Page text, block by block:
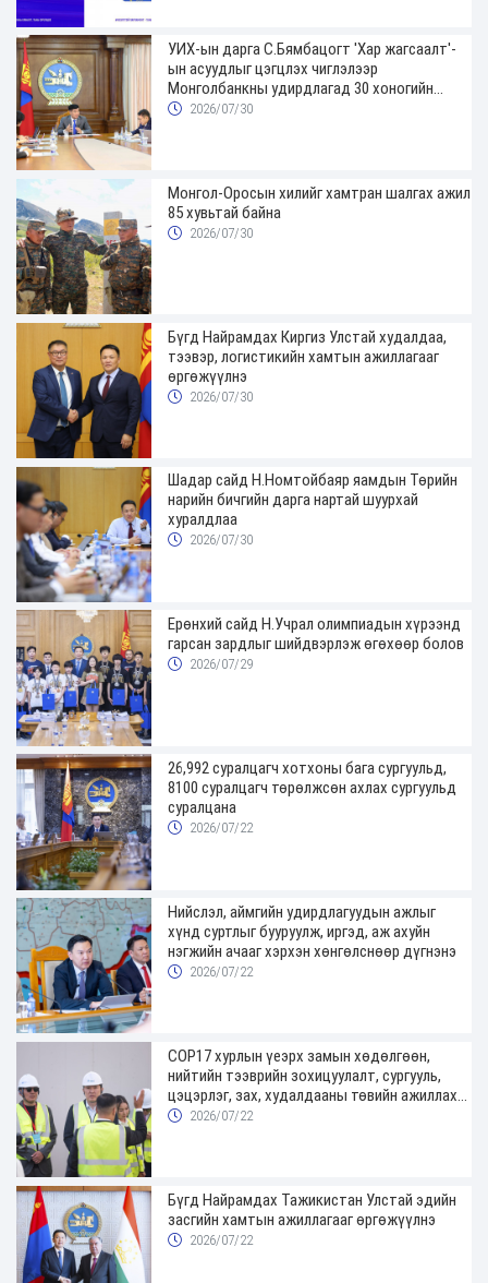
УИХ-ын дарга С.Бямбацогт 'Хар жагсаалт'-
ын асуудлыг цэгцлэх чиглэлээр
Монголбанкны удирдлагад 30 хоногийн
хугацаатай үүрэг өглөө
2026/07/30
Монгол-Оросын хилийг хамтран шалгах ажил
85 хувьтай байна
2026/07/30
Бүгд Найрамдах Киргиз Улстай худалдаа,
тээвэр, логистикийн хамтын ажиллагааг
өргөжүүлнэ
2026/07/30
Шадар сайд Н.Номтойбаяр яамдын Төрийн
нарийн бичгийн дарга нартай шуурхай
хуралдлаа
2026/07/30
Ерөнхий сайд Н.Учрал олимпиадын хүрээнд
гарсан зардлыг шийдвэрлэж өгөхөөр болов
2026/07/29
26,992 суралцагч хотхоны бага сургуульд,
8100 суралцагч төрөлжсөн ахлах сургуульд
суралцана
2026/07/22
Нийслэл, аймгийн удирдлагуудын ажлыг
хүнд суртлыг бууруулж, иргэд, аж ахуйн
нэгжийн ачааг хэрхэн хөнгөлснөөр дүгнэнэ
2026/07/22
COP17 хурлын үеэрх замын хөдөлгөөн,
нийтийн тээврийн зохицуулалт, сургууль,
цэцэрлэг, зах, худалдааны төвийн ажиллах
хуваарийг гаргаж, иргэдэд мэдээлэхийг
2026/07/22
Бүгд Найрамдах Тажикистан Улстай эдийн
засгийн хамтын ажиллагааг өргөжүүлнэ
2026/07/22